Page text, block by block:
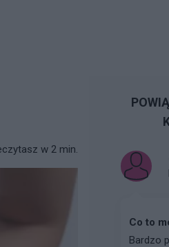
w 2 min.
Co to
Bardzo